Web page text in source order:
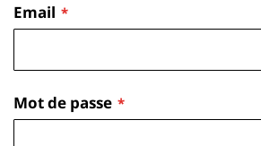
Email
Mot de passe